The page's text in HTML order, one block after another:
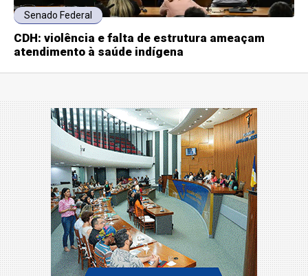
Senado Federal
CDH: violência e falta de estrutura ameaçam
atendimento à saúde indígena